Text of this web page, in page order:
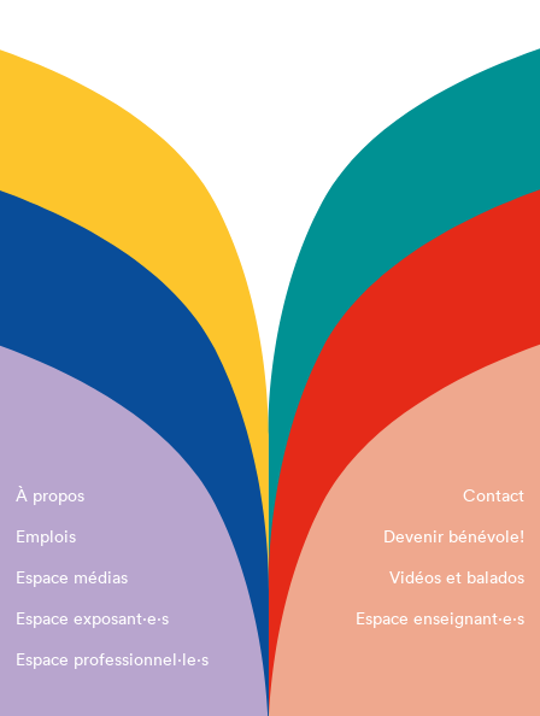
À propos
Contact
Emplois
Devenir bénévole!
Espace médias
Vidéos et balados
Espace exposant·e⋅s
Espace enseignant·e⋅s
Espace professionnel·le⋅s